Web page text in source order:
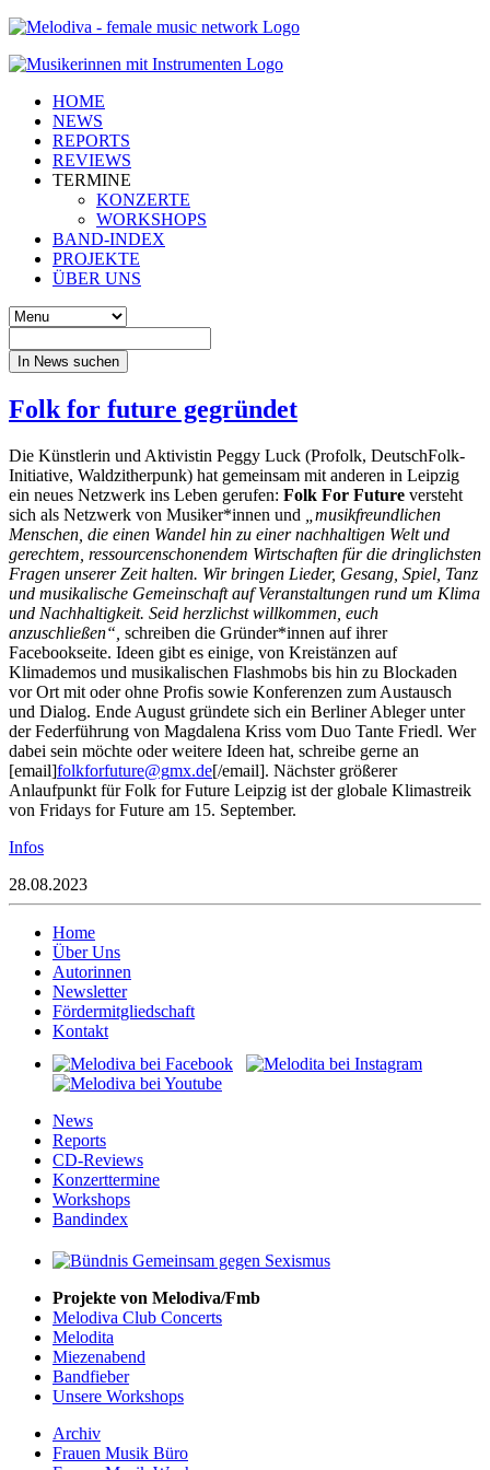
HOME
NEWS
REPORTS
REVIEWS
TERMINE
KONZERTE
WORKSHOPS
BAND-INDEX
PROJEKTE
ÜBER UNS
In News suchen
Folk for future gegründet
Die Künstlerin und Aktivistin Peggy Luck (Profolk, DeutschFolk-
Initiative, Waldzitherpunk) hat gemeinsam mit anderen in Leipzig
ein neues Netzwerk ins Leben gerufen: Folk For Future versteht
sich als Netzwerk von Musiker*innen und
„musikfreundlichen
Menschen, die einen Wandel hin zu einer nachhaltigen Welt und
gerechtem, ressourcenschonendem Wirtschaften für die dringlichsten
Fragen unserer Zeit halten. Wir bringen Lieder, Gesang, Spiel, Tanz
und musikalische Gemeinschaft auf Veranstaltungen rund um Klima
und Nachhaltigkeit. Seid herzlichst willkommen, euch
anzuschließen“, schreiben die Gründer*innen auf ihrer
Facebookseite. Ideen gibt es einige, von Kreistänzen auf
Klimademos und musikalischen Flashmobs bis hin zu Blockaden
vor Ort mit oder ohne Profis sowie Konferenzen zum Austausch
und Dialog. Ende August gründete sich ein Berliner Ableger unter
der Federführung von Magdalena Kriss vom Duo Tante Friedl. Wer
dabei sein möchte oder weitere Ideen hat, schreibe gerne an
[email]
ed.xm
g@eru
tufro
fklof
[/email]. Nächster größerer
Anlaufpunkt für Folk for Future Leipzig ist der globale Klimastreik
von Fridays for Future am 15. September.
Infos
28.08.2023
Home
Über Uns
Autorinnen
Newsletter
Fördermitgliedschaft
Kontakt
News
Reports
CD-Reviews
Konzerttermine
Workshops
Bandindex
Projekte von Melodiva/Fmb
Melodiva Club Concerts
Melodita
Miezenabend
Bandfieber
Unsere Workshops
Archiv
Frauen Musik Büro